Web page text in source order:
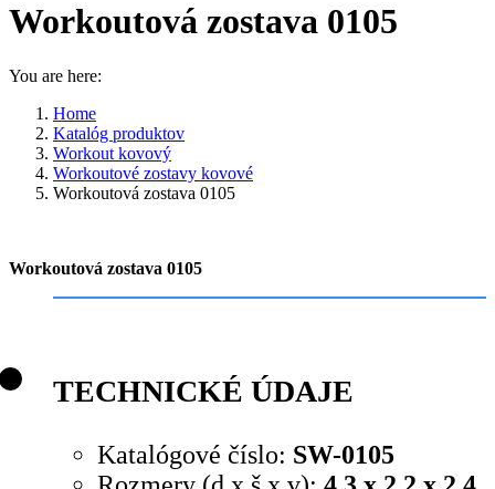
Workoutová zostava 0105
You are here:
Home
Katalóg produktov
Workout kovový
Workoutové zostavy kovové
Workoutová zostava 0105
Workoutová zostava 0105
TECHNICKÉ ÚDAJE
Katalógové číslo: SW-0105